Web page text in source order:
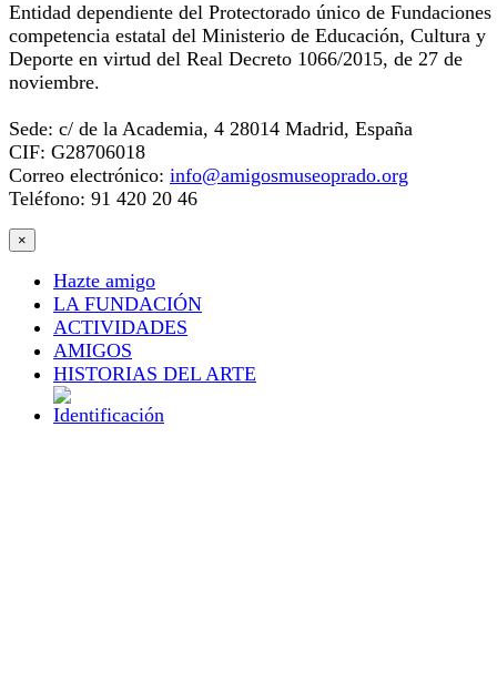
Entidad dependiente del Protectorado único de Fundaciones
competencia estatal del Ministerio de Educación, Cultura y
Deporte en virtud del Real Decreto 1066/2015, de 27 de
noviembre.
Sede: c/ de la Academia, 4 28014 Madrid, España
CIF: G28706018
Correo electrónico: info@amigosmuseoprado.org
Teléfono: 91 420 20 46
×
Hazte amigo
LA FUNDACIÓN
ACTIVIDADES
AMIGOS
HISTORIAS DEL ARTE